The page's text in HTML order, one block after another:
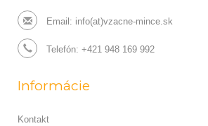
Email: info(at)vzacne-mince.sk
Telefón: +421 948 169 992
Informácie
Kontakt